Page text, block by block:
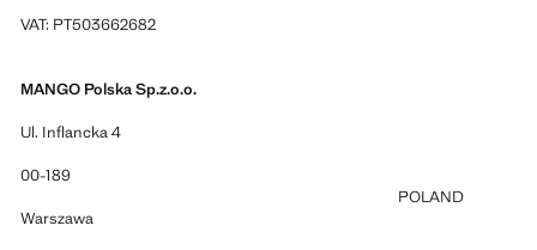
VAT: PT503662682
MANGO Polska Sp.z.o.o.
Ul. Inflancka 4
00-189
Warszawa
POLAND